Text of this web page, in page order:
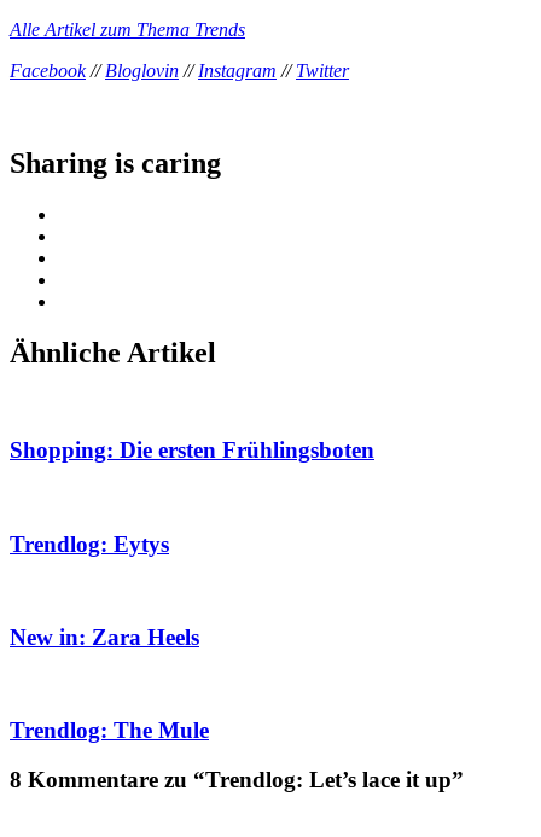
Alle Artikel zum Thema Trends
Facebook//Bloglovin //Instagram //Twitter
Sharing is caring
Ähnliche Artikel
Shopping: Die ersten Frühlingsboten
Trendlog: Eytys
New in: Zara Heels
Trendlog: The Mule
8 Kommentare zu “Trendlog: Let’s lace it up”